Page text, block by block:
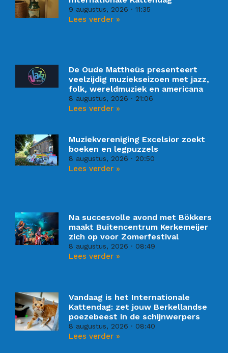
9 augustus, 2026 11:35
Lees verder »
De Oude Mattheüs presenteert
veelzijdig muziekseizoen met jazz,
folk, wereldmuziek en americana
8 augustus, 2026 21:06
Lees verder »
Muziekvereniging Excelsior zoekt
boeken en legpuzzels
8 augustus, 2026 20:50
Lees verder »
Na succesvolle avond met Bökkers
maakt Buitencentrum Kerkemeijer
zich op voor Zomerfestival
8 augustus, 2026 08:49
Lees verder »
Vandaag is het Internationale
Kattendag: zet jouw Berkellandse
poezebeest in de schijnwerpers
8 augustus, 2026 08:40
Lees verder »